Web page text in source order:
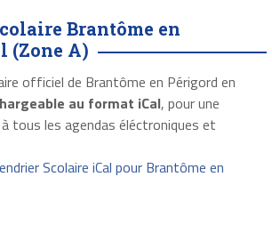
Brantôme en
(Zone A)
officiel de Brantôme en Périgord en
au format iCal, pour une
tous les agendas éléctroniques et
Scolaire iCal pour Brantôme en